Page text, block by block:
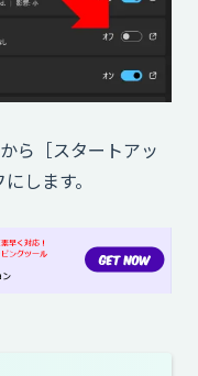
ら［スタートアッ
します。